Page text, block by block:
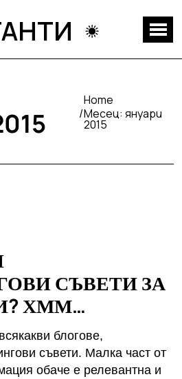
Home
Месец: януари
2015
СЪВЕТИ ЗА
ХММ…
блогове,
съвети. Малка част от
обаче е релевантна и